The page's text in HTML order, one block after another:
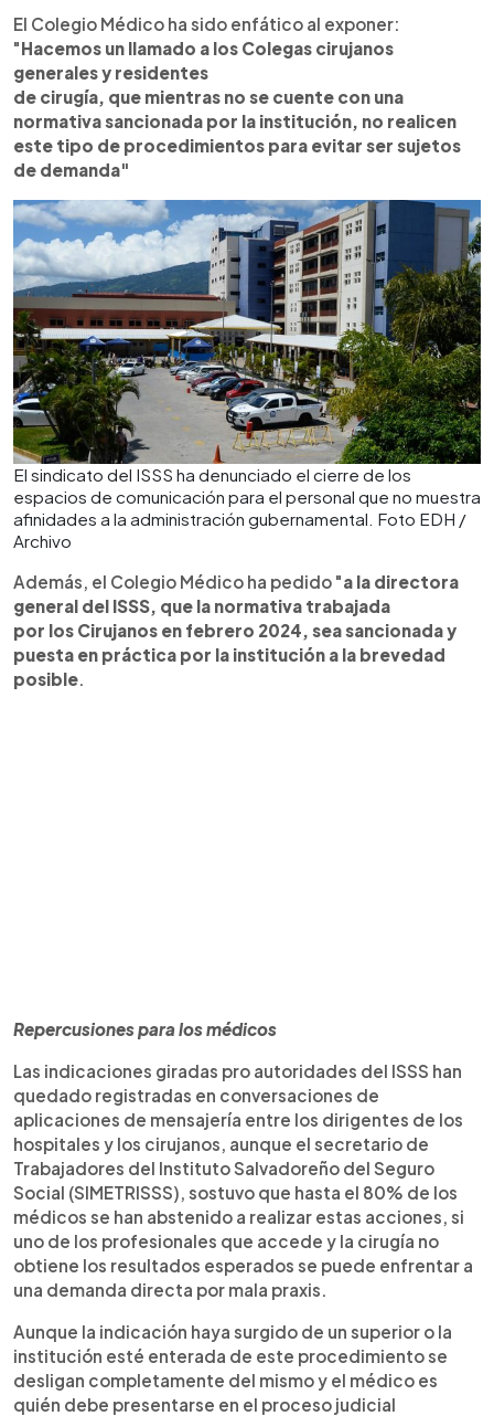
El Colegio Médico ha sido enfático al exponer:
"Hacemos un llamado a los Colegas cirujanos
generales y residentes
de cirugía, que mientras no se cuente con una
normativa sancionada por la institución, no realicen
este tipo de procedimientos para evitar ser sujetos
de demanda"
El sindicato del ISSS ha denunciado el cierre de los
espacios de comunicación para el personal que no muestra
afinidades a la administración gubernamental. Foto EDH /
Archivo
Además, el Colegio Médico ha pedido "a la directora
general del ISSS, que la normativa trabajada
por los Cirujanos en febrero 2024, sea sancionada y
puesta en práctica por la institución a la brevedad
posible
Repercusiones para los médicos
Las indicaciones giradas pro autoridades del ISSS han
quedado registradas en conversaciones de
aplicaciones de mensajería entre los dirigentes de los
hospitales y los cirujanos, aunque el secretario de
Trabajadores del Instituto Salvadoreño del Seguro
Social (SIMETRISSS), sostuvo que hasta el 80% de los
médicos se han abstenido a realizar estas acciones, si
uno de los profesionales que accede y la cirugía no
obtiene los resultados esperados se puede enfrentar a
una demanda directa por mala praxis.
Aunque la indicación haya surgido de un superior o la
institución esté enterada de este procedimiento se
desligan completamente del mismo y el médico es
quién debe presentarse en el proceso judicial